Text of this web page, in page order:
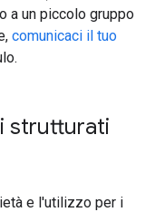
a un piccolo gruppo
comunicaci il tuo
strutturati
e l'utilizzo per i